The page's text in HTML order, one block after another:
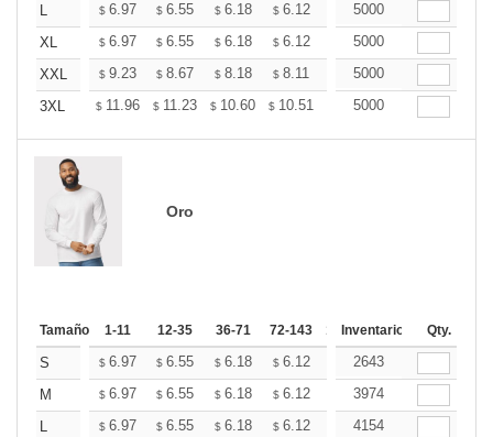
L
$ 6.97 $ 6.55 $ 6.18 $ 6.12 6.02
5000
XL
$ 6.97 $ 6.55 $ 6.18 $ 6.12 6.02
5000
XXL
$ 9.23 $ 8.67 $ 8.18 $ 8.11 7.97
5000
3XL
$ 11.96 $ 11.23 $ 10.60 $ 10.51 10.33
5000
Oro
Tamaño 1-11 12-35 36-71 72-143 144-287 288 + Más
Inventario Qty.
S $ 6.97 $ 6.55 $ 6.18 $ 6.12 6.02
2643
M
$ 6.97 $ 6.55 $ 6.18 $ 6.12 6.02
3974
L
$ 6.97 $ 6.55 $ 6.18 $ 6.12 6.02
4154